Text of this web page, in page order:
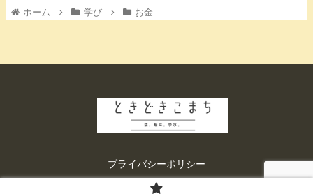
ホーム 学び お金
プライバシーポリシー
© 2022 ときどきこまち.